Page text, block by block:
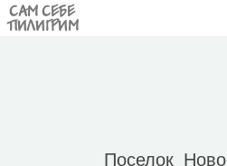
САМ СЕБЕ
ПИЛИГРИМ
Поселок